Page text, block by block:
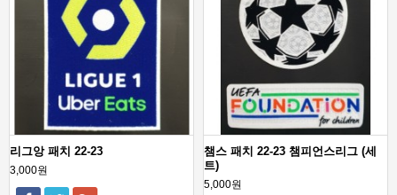
리그앙 패치 22-23
3,000원
챔스 패치 22-23 챔피언스리그 (세
트)
5,000원